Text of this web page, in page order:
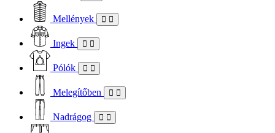
Mellények
Ingek
Pólók
Melegítőben
Nadrágog